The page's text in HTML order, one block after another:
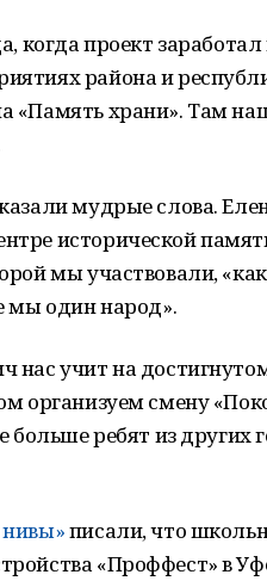
когда проект
района и
«Память храни». Там
мудрые слова.
исторической
мы участвовали,
мы один народ».
нас учит на
организуем смену
больше ребят из
писали, что
«Проффест» в